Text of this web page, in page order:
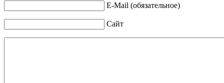
E-Mail (обязательное)
Сайт